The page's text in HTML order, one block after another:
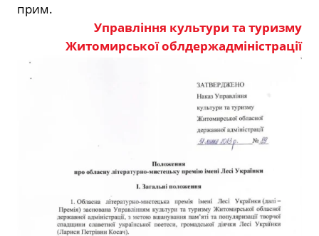
прим.
Управління культури та туризму
Житомирської облдержадміністрації